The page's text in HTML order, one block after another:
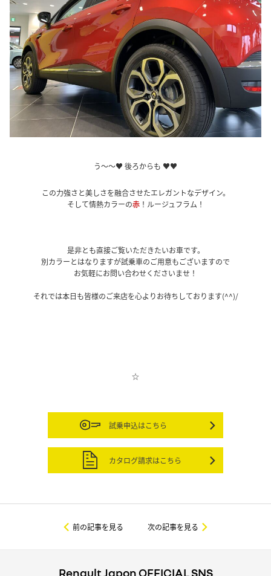
う～～♥ 後ろからも ♥♥
この力強さと美しさを融合させたエレガントなデザイン。
そして情熱カラーの赤！ルージュフラム！
是非とも直接ご覧いただきたいお車です。
別カラーとはなりますが試乗車のご用意もございますので
お気軽にお問い合わせくださいませ！
それでは本日も皆様のご来店を心よりお待ちしております(^^)/
☆
試乗申込はこちら
カタログ請求はこちら
前の記事を見る 次の記事を見る
Renault Japon OFFICIAL SNS